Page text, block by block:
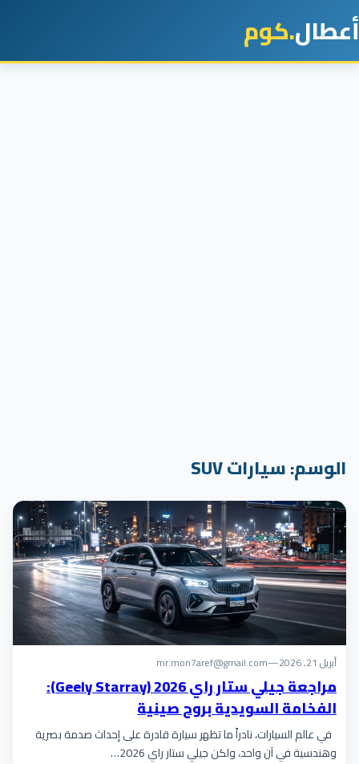
أعطال.كوم
الوسم:سيارات SUV
أبريل 21, 2026 —
mr.mon7aref@gmail.com
مراجعة جيلي ستار راي 2026 (Geely Starray):
الفخامة السويدية بروح صينية
في عالم السيارات، نادراً ما تظهر سيارة قادرة على إحداث صدمة بصرية
وهندسية في آن واحد، ولكن جيلي ستار راي 2026…